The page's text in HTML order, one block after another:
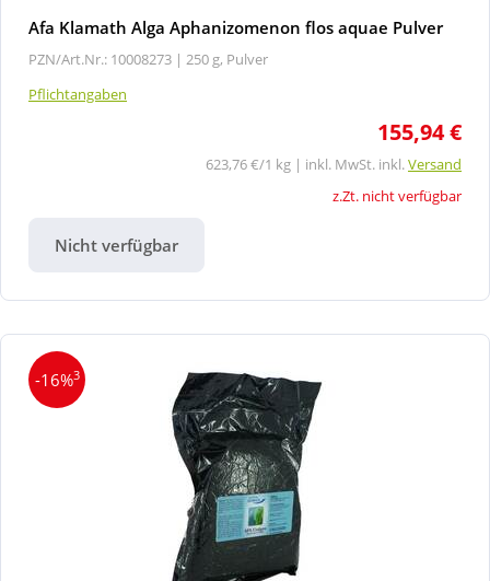
Afa Klamath Alga Aphanizomenon flos aquae Pulver
PZN/Art.Nr.: 10008273 | 250 g, Pulver
Pflichtangaben
155,94 €
623,76 €/1 kg | inkl. MwSt. inkl.Versand
z.Zt. nicht verfügbar
Nicht verfügbar
-16%3